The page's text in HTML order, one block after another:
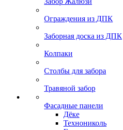
Ограждения из ДПК
Заборная доска из ДПК
Колпаки
Столбы для забора
Травяной забор
Фасадные панели
Дёке
Технониколь